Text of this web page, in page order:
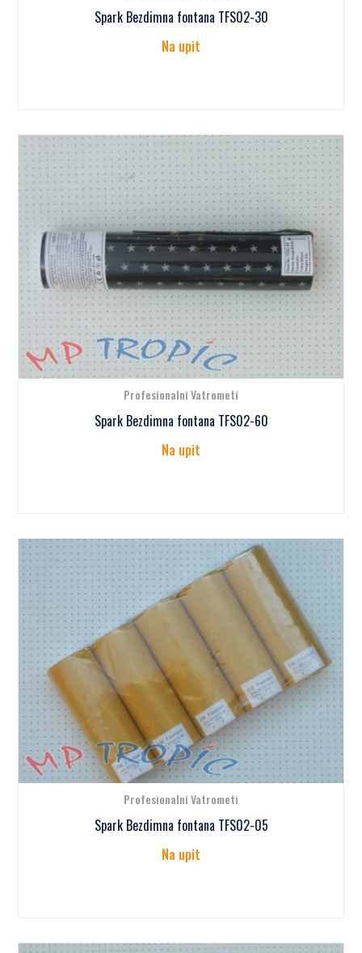
Spark Bezdimna fontana TFS02-30
Na upit
Profesionalni Vatrometi
Spark Bezdimna fontana TFS02-60
Na upit
Profesionalni Vatrometi
Spark Bezdimna fontana TFS02-05
Na upit